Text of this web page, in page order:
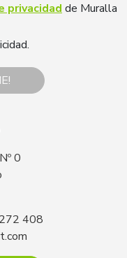
privacidad de Muralla
0
408